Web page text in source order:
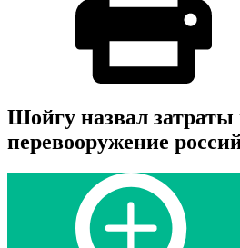
Шойгу назвал затраты
перевооружение